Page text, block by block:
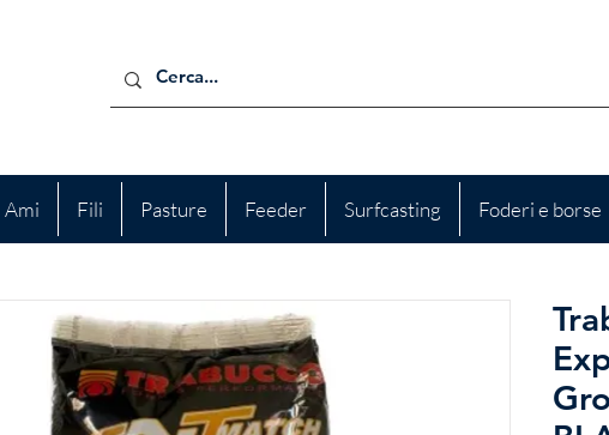
Ami Fili Pasture Feeder Surfcasting Foderi e borse